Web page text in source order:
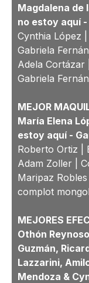
Magdalena de
no estoy aquí
Cynthia López
Gabriela
Adela Cortázar
Gabriela
MEJOR
María Elena
estoy aquí -
Roberto Ortiz |
Adam Zoller |
Maripaz
complot mongol
MEJORES
Othón
Guzmán,
Lazzarini,
Mendoza &